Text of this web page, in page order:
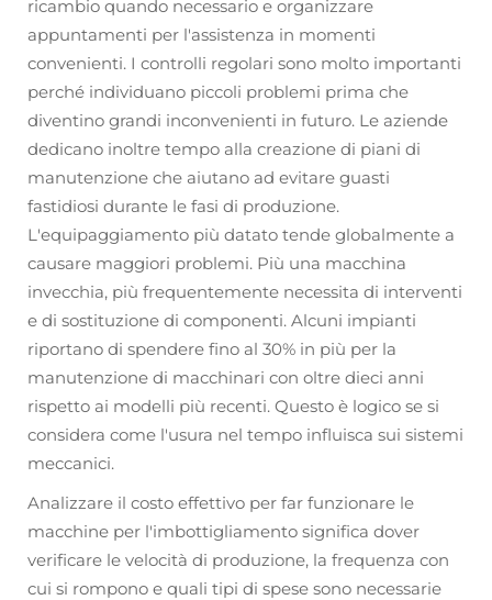
ricambio quando necessario e organizzare
appuntamenti per l'assistenza in momenti
convenienti. I controlli regolari sono molto importanti
perché individuano piccoli problemi prima che
diventino grandi inconvenienti in futuro. Le aziende
dedicano inoltre tempo alla creazione di piani di
manutenzione che aiutano ad evitare guasti
fastidiosi durante le fasi di produzione.
L'equipaggiamento più datato tende globalmente a
causare maggiori problemi. Più una macchina
invecchia, più frequentemente necessita di interventi
e di sostituzione di componenti. Alcuni impianti
riportano di spendere fino al 30% in più per la
manutenzione di macchinari con oltre dieci anni
rispetto ai modelli più recenti. Questo è logico se si
considera come l'usura nel tempo influisca sui sistemi
meccanici.
Analizzare il costo effettivo per far funzionare le
macchine per l'imbottigliamento significa dover
verificare le velocità di produzione, la frequenza con
cui si rompono e quali tipi di spese sono necessarie